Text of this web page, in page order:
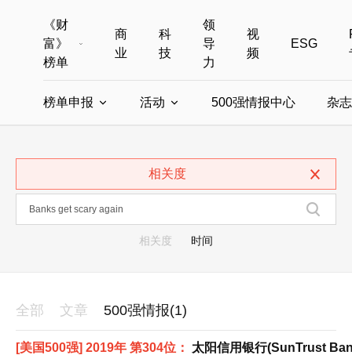
《财
富》
榜单
全部榜单
中国最具影响力商界女性
商
业
科
技
领
导
力
视
频
ESG
榜单申报 活动 500强情报中心 杂
相关度
相关度 时间
全部 文章 500强情报(1)
[美国500强] 2019年 第304位： 太阳信用银行(SunTrust